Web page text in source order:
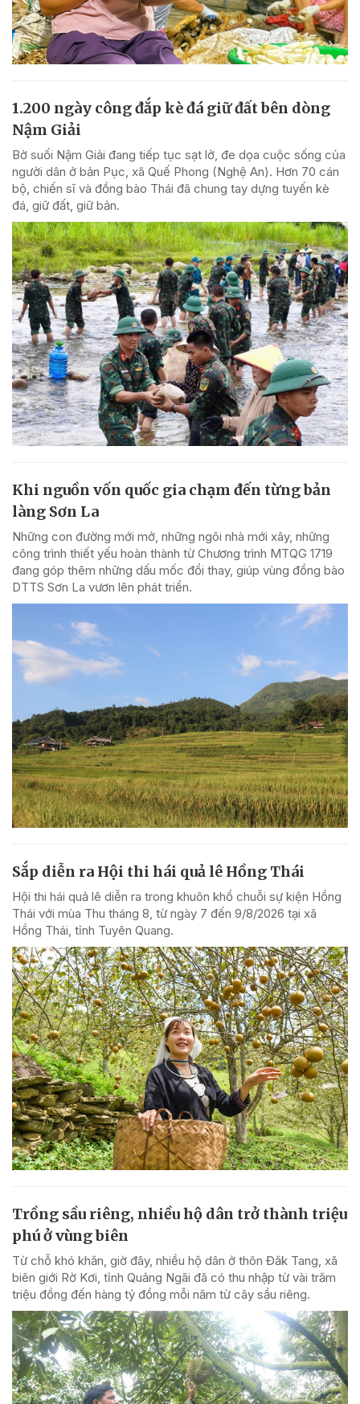
1.200 ngày công đắp kè đá giữ đất bên dòng
Nậm Giải
Bờ suối Nậm Giải đang tiếp tục sạt lở, đe dọa cuộc sống của
người dân ở bản Pục, xã Quế Phong (Nghệ An). Hơn 70 cán
bộ, chiến sĩ và đồng bào Thái đã chung tay dựng tuyến kè
đá, giữ đất, giữ bản.
Khi nguồn vốn quốc gia chạm đến từng bản
làng Sơn La
Những con đường mới mở, những ngôi nhà mới xây, những
công trình thiết yếu hoàn thành từ Chương trình MTQG 1719
đang góp thêm những dấu mốc đổi thay, giúp vùng đồng bào
DTTS Sơn La vươn lên phát triển.
Sắp diễn ra Hội thi hái quả lê Hồng Thái
Hội thi hái quả lê diễn ra trong khuôn khổ chuỗi sự kiện Hồng
Thái với mùa Thu tháng 8, từ ngày 7 đến 9/8/2026 tại xã
Hồng Thái, tỉnh Tuyên Quang.
Trồng sầu riêng, nhiều hộ dân trở thành triệu
phú ở vùng biên
Từ chỗ khó khăn, giờ đây, nhiều hộ dân ở thôn Đăk Tang, xã
biên giới Rờ Kơi, tỉnh Quảng Ngãi đã có thu nhập từ vài trăm
triệu đồng đến hàng tỷ đồng mỗi năm từ cây sầu riêng.